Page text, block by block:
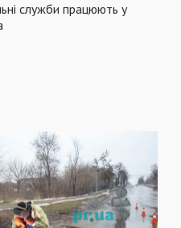
служби працюють у